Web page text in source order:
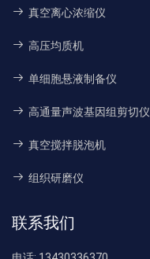
真空离心浓缩仪
高压均质机
单细胞悬液制备仪
高通量声波基因组剪切仪
真空搅拌脱泡机
组织研磨仪
联系我们